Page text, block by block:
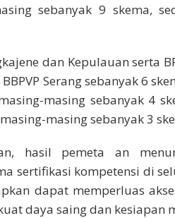
sebanyak 9 skema,
dan Kepulauan serta
Serang sebanyak 6
masing sebanyak 4
masing sebanyak 3
hasil pemeta an
sertifikasi kompetensi di
dapat memperluas
daya saing dan kesiapan